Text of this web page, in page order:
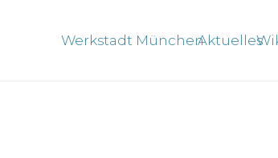
Werkstadt MünchenAktuelles